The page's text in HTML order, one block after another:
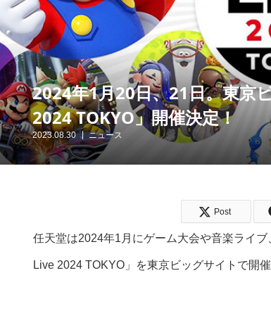
2024年1月20日、21日。東
2024 TOKYO」開催決定！
2023.08.30 ニュース
Post
任天堂は2024年1月にゲーム大会や音楽ライ
Live 2024 TOKYO」を東京ビッグサイトで開